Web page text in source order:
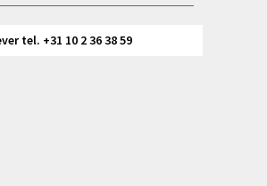
tel. +31 10 2 36 38 59